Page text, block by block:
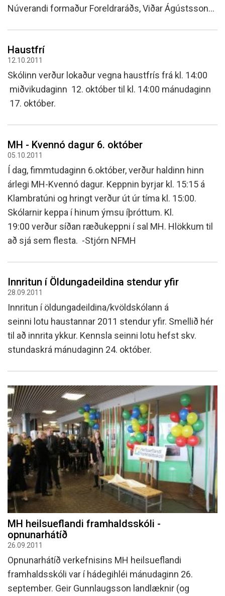
Núverandi formaður Foreldraráðs, Viðar Ágústsson...
Haustfrí
12.10.2011
Skólinn verður lokaður vegna haustfrís frá kl. 14:00
miðvikudaginn 12. október til kl. 14:00 mánudaginn
17. október.
MH - Kvennó dagur 6. október
05.10.2011
Í dag, fimmtudaginn 6.október, verður haldinn hinn
árlegi MH-Kvennó dagur. Keppnin byrjar kl. 15:15 á
Klambratúni og hringt verður út úr tíma kl. 15:00.
Skólarnir keppa í hinum ýmsu íþróttum. Kl.
19:00 verður síðan ræðukeppni í sal MH. Hlökkum til
að sjá sem flesta. -Stjórn NFMH
Innritun í Öldungadeildina stendur yfir
28.09.2011
Innritun í öldungadeildina/kvöldskólann á
seinni lotu haustannar 2011 stendur yfir. Smellið hér
til að innrita ykkur. Kennsla seinni lotu hefst skv.
stundaskrá mánudaginn 24. október.
MH heilsueflandi framhaldsskóli -
opnunarhátíð
26.09.2011
Opnunarhátíð verkefnisins MH heilsueflandi
framhaldsskóli var í hádegihléi mánudaginn 26.
september. Geir Gunnlaugsson landlæknir (og